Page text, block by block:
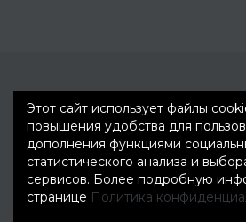
Этот сайт использует файлы
повышения удобства для
дополнения функциями
статистического анализа и
сервисов. Более подробную
странице Политика